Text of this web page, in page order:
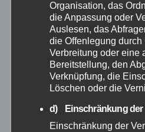
August 2025
Juli 2025
Juni 2025
Mai 2025
Organisation, das
die Anpassung oder
Auslesen, das
die Offenlegung durch
Verbreitung oder eine
Bereitstellung, den
Verknüpfung, die
Löschen oder die
d) Einschränkung der
Einschränkung der